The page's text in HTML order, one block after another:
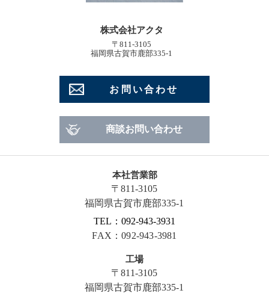
株式会社アクタ
〒811-3105
福岡県古賀市鹿部335-1
お問い合わせ
商談お問い合わせ
本社営業部
〒811-3105
福岡県古賀市鹿部335-1
TEL：092-943-3931
FAX：092-943-3981
工場
〒811-3105
福岡県古賀市鹿部335-1